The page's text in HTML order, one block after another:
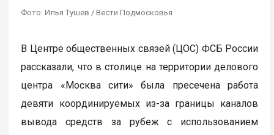
Фото: Илья Тушев / Вести Подмосковья
В Центре общественных связей (ЦОС) ФСБ России
рассказали, что в столице на территории делового
центра «Москва сити» была пресечена работа
девяти координируемых из-за границы каналов
вывода средств за рубеж с использованием